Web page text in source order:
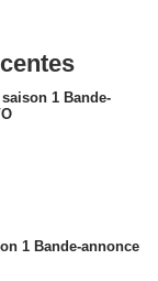
1 Bande-
1 Bande-annonce